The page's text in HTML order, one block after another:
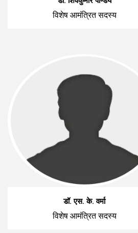
विशेष आमंत्रित सदस्य
डॉ. एस. के. वर्मा
विशेष आमंत्रित सदस्य